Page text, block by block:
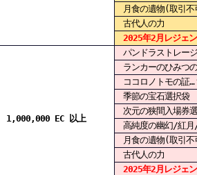
月食の遺物(取引不
古代人の力
2025年2月レジェ
1,000,000 EC 以上
パンドラストレー
ランカーのひみつ
ココロノトモの証…
季節の宝石選択袋
次元の狭間入場券
高純度の幽幻/紅月
月食の遺物(取引不
古代人の力
2025年2月レジェ